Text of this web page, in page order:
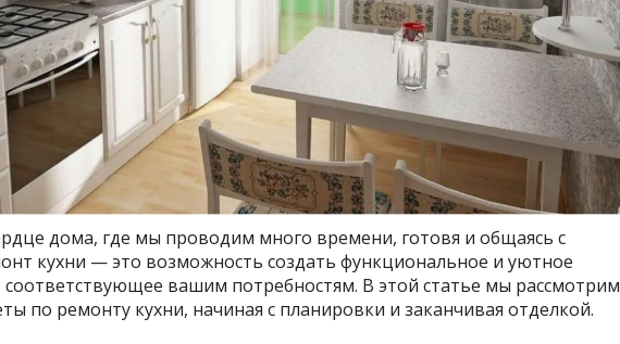
дома, где мы проводим много времени, готовя и общаясь с
кухни — это возможность создать функциональное и уютное
соответствующее вашим потребностям. В этой статье мы рассмотрим
по ремонту кухни, начиная с планировки и заканчивая отделкой.